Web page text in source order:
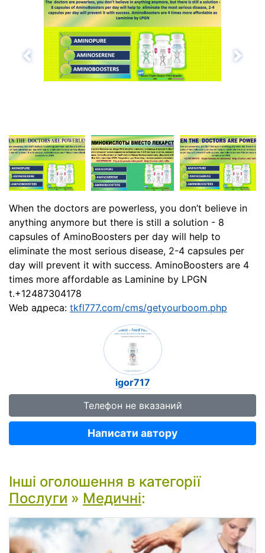
Назад
When the doctors are powerless, you don’t believe in
anything anymore but there is still a solution - 8
capsules of AminoBoosters per day will help to
eliminate the most serious disease, 2-4 capsules per
day will prevent it with success. AminoBoosters are 4
times more affordable as Laminine by LPGN
t.+12487304178
Web адреса: tkfl777.com/cms/getyourboom.php
igor717
Телефон не вказаний
Написати автору
Інші оголошення в категорії
Послуги » Медичні: